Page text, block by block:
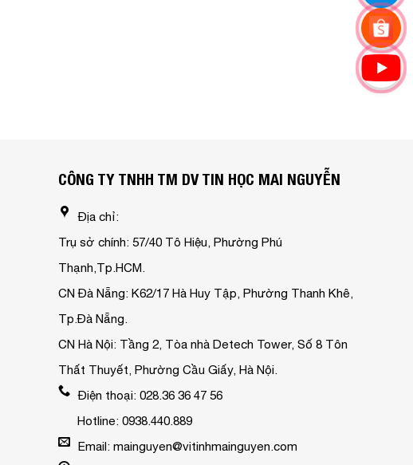
CÔNG TY TNHH TM DV TIN HỌC MAI NGUYỄN
Địa chỉ:
Trụ sở chính: 57/40 Tô Hiệu, Phường Phú
Thạnh,Tp.HCM.
CN Đà Nẵng: K62/17 Hà Huy Tập, Phường Thanh Khê,
Tp.Đà Nẵng.
CN Hà Nội: Tầng 2, Tòa nhà Detech Tower, Số 8 Tôn
Thất Thuyết, Phường Cầu Giấy, Hà Nội.
Điện thoại: 028.36 36 47 56
Hotline: 0938.440.889
Email: mainguyen@vitinhmainguyen.com